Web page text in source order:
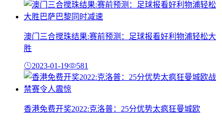
澳门三合搅珠结果:赛前预测：足球报看好利物浦轻松大
胜
2023-01-19 581
香港免费开奖2022:克洛普：25分优势太疯狂曼城欧